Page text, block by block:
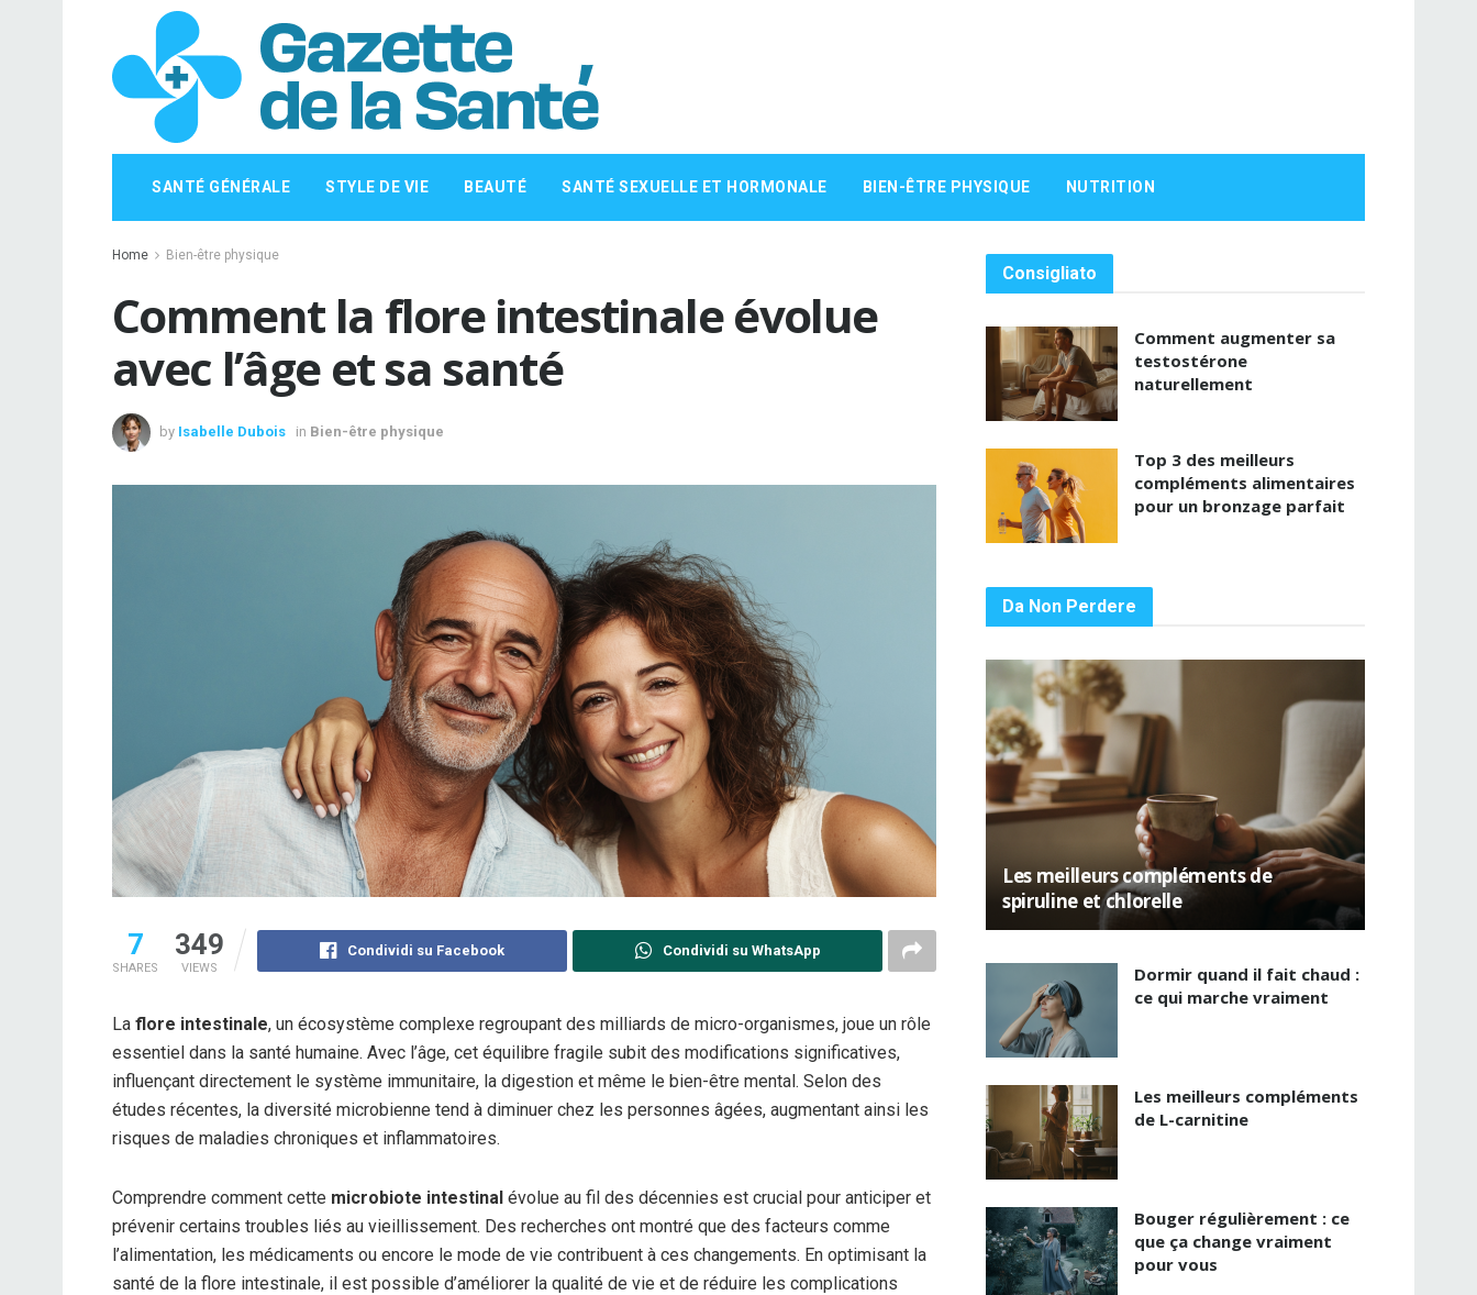
SANTÉ GÉNÉRALE STYLE DE VIE BEAUTÉ SANTÉ SEXUELLE ET HORMONALE BIEN-ÊTRE PHYSIQUE NUTRITION
Home Bien-être physique
Comment la flore intestinale évolue
avec l’âge et sa santé
by Isabelle Dubois in Bien-être physique
7
SHARES
349
VIEWS
Condividi su Facebook Condividi su WhatsApp
La flore intestinale, un écosystème complexe regroupant des milliards de micro-organismes, joue un rôle
essentiel dans la santé humaine. Avec l’âge, cet équilibre fragile subit des modifications significatives,
influençant directement le système immunitaire, la digestion et même le bien-être mental. Selon des
études récentes, la diversité microbienne tend à diminuer chez les personnes âgées, augmentant ainsi les
risques de maladies chroniques et inflammatoires.
Comprendre comment cette microbiote intestinal évolue au fil des décennies est crucial pour anticiper et
prévenir certains troubles liés au vieillissement. Des recherches ont montré que des facteurs comme
l’alimentation, les médicaments ou encore le mode de vie contribuent à ces changements. En optimisant la
santé de la flore intestinale, il est possible d’améliorer la qualité de vie et de réduire les complications
Consigliato
Comment augmenter sa
testostérone
naturellement
Top 3 des meilleurs
compléments alimentaires
pour un bronzage parfait
Da Non Perdere
Les meilleurs compléments de
spiruline et chlorelle
Dormir quand il fait chaud :
ce qui marche vraiment
Les meilleurs compléments
de L-carnitine
Bouger régulièrement : ce
que ça change vraiment
pour vous